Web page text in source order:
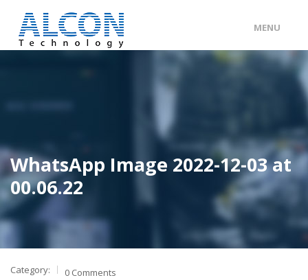
MENU
ENG / 中文
產品及服務
工程個案
聯絡我們
WhatsApp Image 2022-12-03 at
00.06.22
Category: 0 Comments